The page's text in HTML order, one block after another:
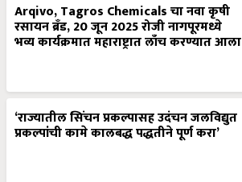
Arqivo, Tagros Chemicals चा नवा कृषी
रसायन ब्रँड, 20 जून 2025 रोजी नागपूरमध्ये
भव्य कार्यक्रमात महाराष्ट्रात लाँच करण्यात आला
‘राज्यातील सिंचन प्रकल्पासह उदंचन जलविद्युत
प्रकल्पांची कामे कालबद्ध पद्धतीने पूर्ण करा’